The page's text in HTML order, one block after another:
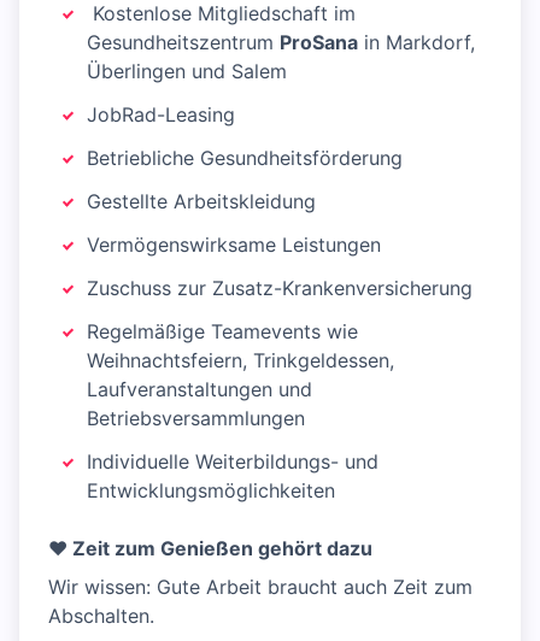
️ Kostenlose Mitgliedschaft im
Gesundheitszentrum ProSana in Markdorf,
Überlingen und Salem
JobRad-Leasing
Betriebliche Gesundheitsförderung
Gestellte Arbeitskleidung
Vermögenswirksame Leistungen
Zuschuss zur Zusatz-Krankenversicherung
Regelmäßige Teamevents wie
Weihnachtsfeiern, Trinkgeldessen,
Laufveranstaltungen und
Betriebsversammlungen
Individuelle Weiterbildungs- und
Entwicklungsmöglichkeiten
❤️ Zeit zum Genießen gehört dazu
Wir wissen: Gute Arbeit braucht auch Zeit zum
Abschalten.